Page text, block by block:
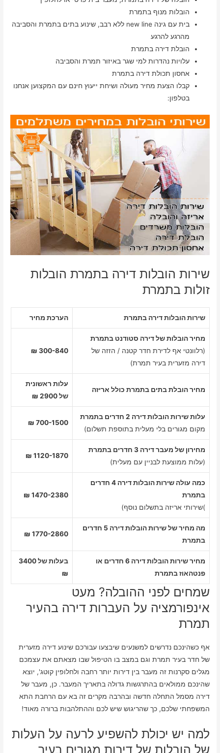
הובלות מנוף בתמרת
בית עם גינה new line ללא רבב, שינוע בתים בתמרת והסביבה
מהרגע להרגע
הובלת דירה בתמרת
עלויות נהדרות למי שגר באיזור תמרת והסביבה
אחסון תכולת דירה בתמרת
קבלו הצעת מחיר מעולה ושיחת ייעוץ חינם עם המקצוען אנחנו
בטלפון:
שירות הובלות דירה בתמרת הובלות
זולות בתמרת
שירות הובלות דירה בתמרת הערכת מחיר
מחיר הובלות של דירה סטודנט בתמרת
(רלוונטי אף לדירת חדר קטנה / הזזה של
דירה מזערית בעיר תמרת)
300-840 ₪
מחיר הובלת בתים בתמרת כולל אריזה
עלות ראשונית
של 2900 ₪
עלות שירות הובלות דירה 2 חדרים בתמרת
מקום מגורים בלי מעלית בתוספת תשלום)
700-1500 ₪
מחירון של מעבר דירה 3 חדרים בתמרת
(עלות ממוצעת לבניין עם מעלית)
1120-1870 ₪
כמה עולה שירות הובלות דירה 4 חדרים
בתמרת
)שירותי אריזה בתשלום נוסף)
1470-2380 ₪
מה מחיר של שירות הובלות דירה 5 חדרים
בתמרת
1770-2860 ₪
מחיר שירות הובלות דירה 6 חדרים או
פנטהאוז בתמרת
בעלות של 3400
₪
שמחים לפני ההובלה? מעט
אינפורמציה על העברות דירה בהעיר
תמרת
אף כשהינכם נדרשים למשנעים שיבצעו עבורכם שינוע דירה מזערית
של חדר בעיר תמרת וגם במצב בו הטיפול שבו מצאתם את עצמכם
מגלים סקרנות זה מעבר בין דירות יותר רחבה ולחלופין קוטג', יוצא
שהינכם ממולאים בהתרגשות גדולה בתאריך המעבר. כן, מעבר של
דירה מסמל התחלה חדשה ובהרבה מקרים זה בא עם הרחבת התא
המשפחתי שלכם, כך שהריגוש שיש לכם וההתלהבות ברורה מאוד!
למה יש יכולת להשפיע לרעה על העלות
של הובלות של דירות מגורים בעיר